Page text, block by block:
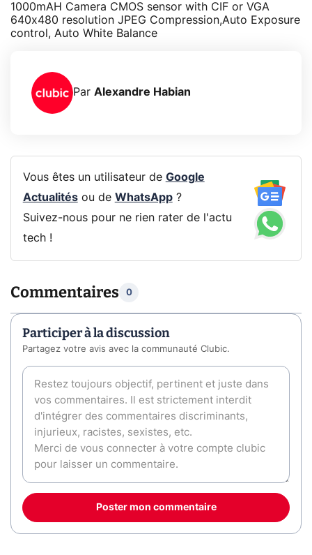
1000mAH Camera CMOS sensor with CIF or VGA
640x480 resolution JPEG Compression,Auto Exposure
control, Auto White Balance
Par Alexandre Habian
Vous êtes un utilisateur de Google
Actualitésou de WhatsApp?
Suivez-nous pour ne rien rater de l'actu
tech !
Commentaires 0
Participer à la discussion
Partagez votre avis avec la communauté Clubic.
Poster mon commentaire